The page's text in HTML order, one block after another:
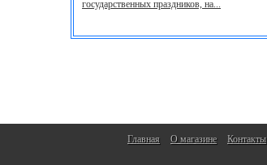
государственных праздников, на...
Главная О магазине Контакты